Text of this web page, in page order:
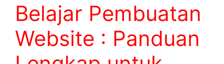
Belajar Pembuatan
Website : Panduan